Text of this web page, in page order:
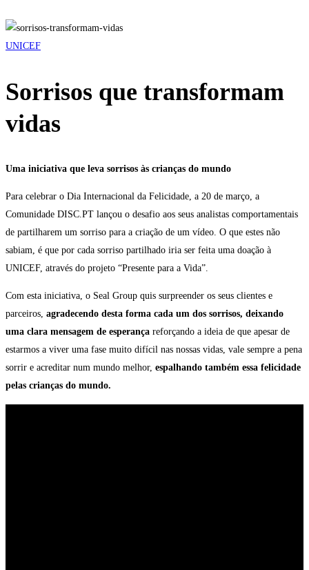
UNICEF
Sorrisos que transformam
vidas
Uma iniciativa que leva sorrisos às crianças do mundo
Para celebrar o Dia Internacional da Felicidade, a 20 de março, a
Comunidade DISC.PT lançou o desafio aos seus analistas comportamentais
de partilharem um sorriso para a criação de um vídeo. O que estes não
sabiam, é que por cada sorriso partilhado iria ser feita uma doação à
UNICEF, através do projeto “Presente para a Vida”.
Com esta iniciativa, o Seal Group quis surpreender os seus clientes e
parceiros, agradecendo desta forma cada um dos sorrisos, deixando
uma clara mensagem de esperança reforçando a ideia de que apesar de
estarmos a viver uma fase muito difícil nas nossas vidas, vale sempre a pena
sorrir e acreditar num mundo melhor, espalhando também essa felicidade
pelas crianças do mundo.